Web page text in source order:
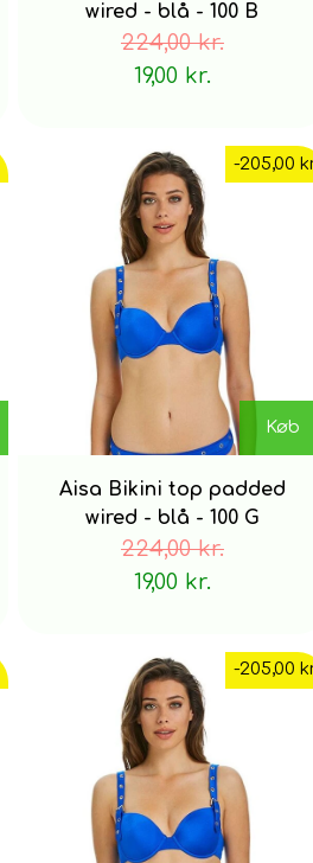
wired - blå - 100 B
224,00 kr.
19,00 kr.
-205,00
Køb
Aisa Bikini top padded
wired - blå - 100 G
224,00 kr.
19,00 kr.
-205,00